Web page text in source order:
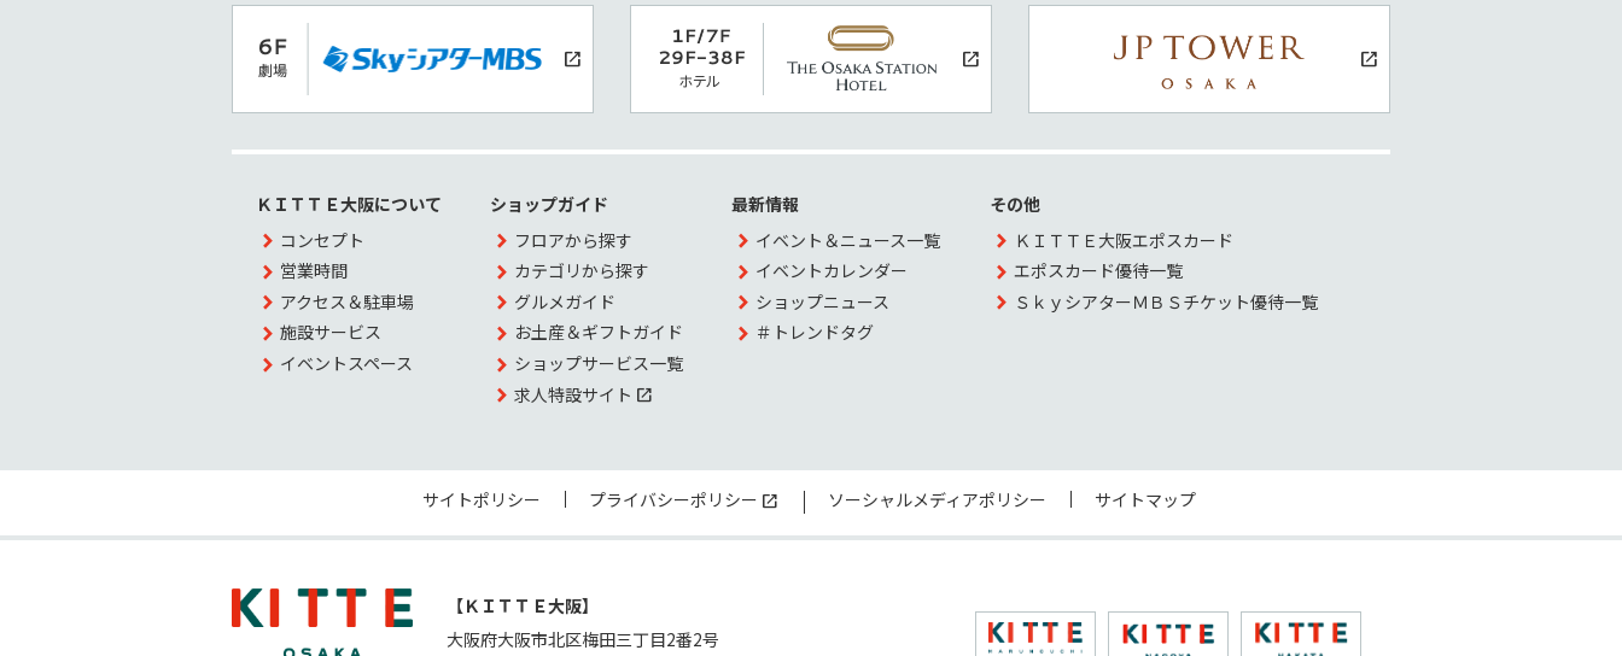
ＫＩＴＴＥ大阪について
コンセプト
営業時間
アクセス＆駐車場
施設サービス
イベントスペース
ショップガイド
フロアから探す
カテゴリから探す
グルメガイド
お土産＆ギフトガイド
ショップサービス一覧
求人特設サイト
最新情報
イベント＆ニュース一覧
イベントカレンダー
ショップニュース
＃トレンドタグ
その他
ＫＩＴＴＥ大阪エポスカード
エポスカード優待一覧
ＳｋｙシアターＭＢＳチケット優待一覧
サイトポリシー プライバシーポリシー ソーシャルメディアポリシー サイトマップ
【ＫＩＴＴＥ大阪】
大阪府大阪市北区梅田三丁目2番2号